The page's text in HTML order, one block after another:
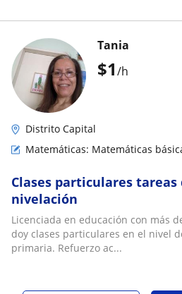
$1/h
Tania
Distrito Capital
Matemáticas: Matemáticas
Clases particulares
nivelación
Licenciada en educación con más
doy clases particulares en el nivel
primaria. Refuerzo ac...